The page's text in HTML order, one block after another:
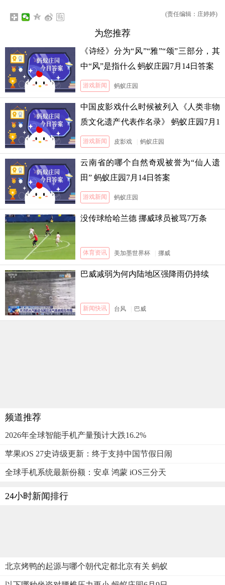
(责任编辑：庄婷婷)
为您推荐
《诗经》分为“风”“雅”“颂”三部分，其
中“风”是指什么 蚂蚁庄园7月14日答案
游戏新闻 蚂蚁庄园
中国皮影戏什么时候被列入《人类非物
质文化遗产代表作名录》 蚂蚁庄园7月1
3日答案
游戏新闻 皮影戏 蚂蚁庄园
云南省的哪个自然奇观被誉为“仙人遗
田” 蚂蚁庄园7月14日答案
游戏新闻 蚂蚁庄园
没传球给哈兰德 挪威球员被骂7万条
体育资讯 美加墨世界杯 挪威
巴威减弱为何内陆地区强降雨仍持续
新闻快讯 台风 巴威
频道推荐
2026年全球智能手机产量预计大跌16.2%
苹果iOS 27史诗级更新：终于支持中国节假日闹
全球手机系统最新份额：安卓 鸿蒙 iOS三分天
24小时新闻排行
北京烤鸭的起源与哪个朝代定都北京有关 蚂蚁